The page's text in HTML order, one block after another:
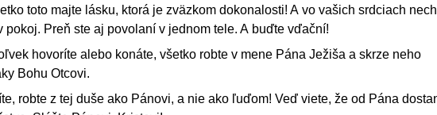
toto majte lásku, ktorá je zväzkom dokonalosti! A vo vašich srdciach nech
pokoj. Preň ste aj povolaní v jednom tele. A buďte vďační!
hovoríte alebo konáte, všetko robte v mene Pána Ježiša a skrze neho
Bohu Otcovi.
robte z tej duše ako Pánovi, a nie ako ľuďom! Veď viete, že od Pána